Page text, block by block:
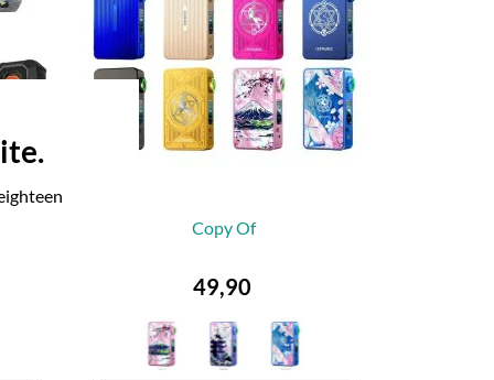
-
Copy Of
Preis
49,90